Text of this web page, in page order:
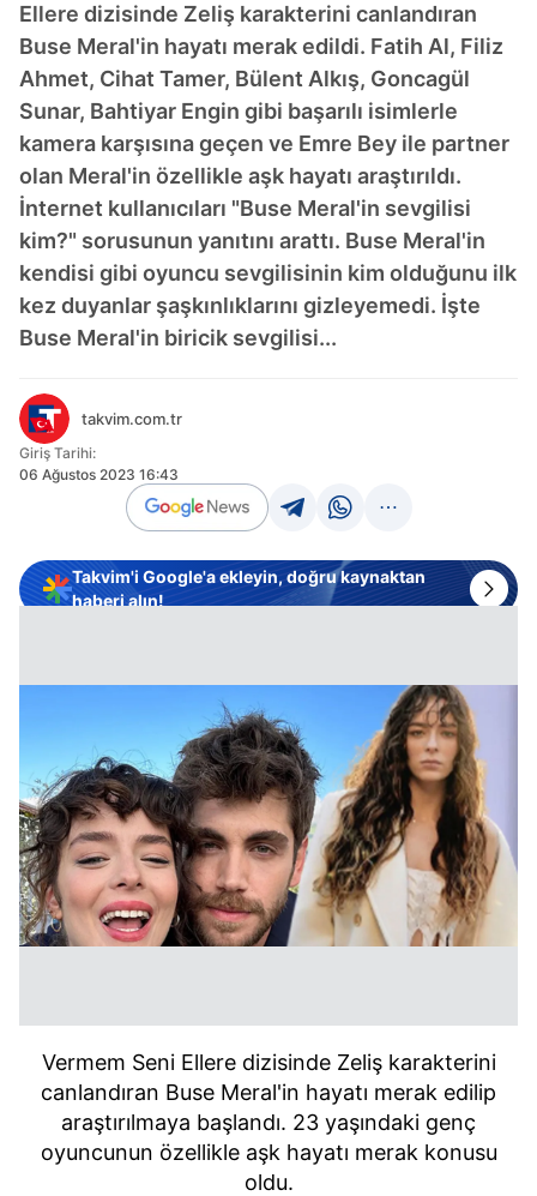
Ellere dizisinde Zeliş karakterini canlandıran
Buse Meral'in hayatı merak edildi. Fatih Al, Filiz
Ahmet, Cihat Tamer, Bülent Alkış, Goncagül
Sunar, Bahtiyar Engin gibi başarılı isimlerle
kamera karşısına geçen ve Emre Bey ile partner
olan Meral'in özellikle aşk hayatı araştırıldı.
İnternet kullanıcıları "Buse Meral'in sevgilisi
kim?" sorusunun yanıtını arattı. Buse Meral'in
kendisi gibi oyuncu sevgilisinin kim olduğunu ilk
kez duyanlar şaşkınlıklarını gizleyemedi. İşte
Buse Meral'in biricik sevgilisi...
takvim.com.tr
Giriş Tarihi:
06 Ağustos 2023 16:43
Takvim'i Google'a ekleyin, doğru kaynaktan
haberi alın!
Vermem Seni Ellere dizisinde Zeliş karakterini
canlandıran Buse Meral'in hayatı merak edilip
araştırılmaya başlandı. 23 yaşındaki genç
oyuncunun özellikle aşk hayatı merak konusu
oldu.